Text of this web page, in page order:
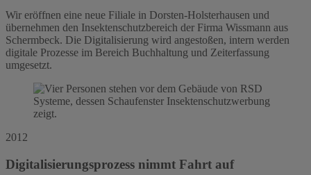
Wir eröffnen eine neue Filiale in Dorsten-Holsterhausen und
übernehmen den Insektenschutzbereich der Firma Wissmann aus
Schermbeck. Die Digitalisierung wird angestoßen, intern werden
digitale Prozesse im Bereich Buchhaltung und Zeiterfassung
umgesetzt.
2012
Digitalisierungsprozess nimmt Fahrt auf